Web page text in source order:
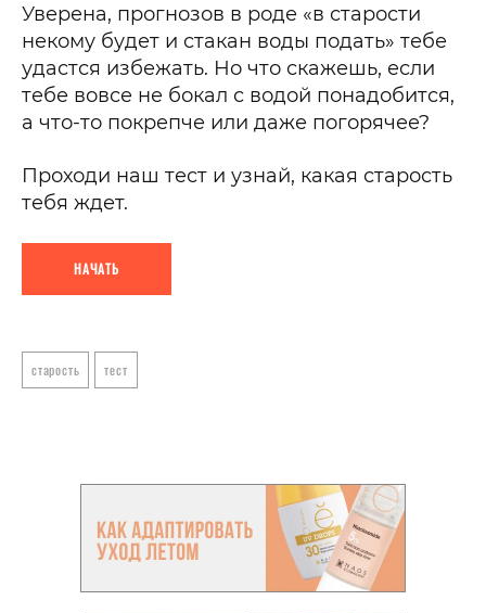
Уверена, прогнозов в роде «в старости
некому будет и стакан воды подать» тебе
удастся избежать. Но что скажешь, если
тебе вовсе не бокал с водой понадобится,
а что-то покрепче или даже погорячее?
Проходи наш тест и узнай, какая старость
тебя ждет.
НАЧАТЬ
старость тест